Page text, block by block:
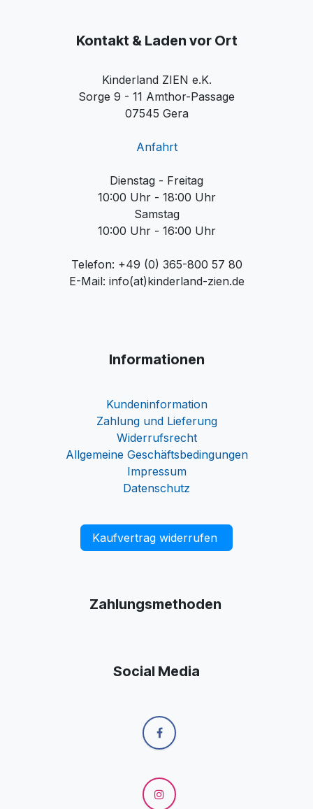
Kontakt & Laden vor Ort
Kinderland ZIEN e.K.
Sorge 9 - 11 Amthor-Passage
07545 Gera
Anfahrt
Dienstag - Freitag
10:00 Uhr - 18:00 Uhr
Samstag
10:00 Uhr - 16:00 Uhr
Telefon: +49 (0) 365-800 57 80
E-Mail: info(at)kinderland-zien.de
Informationen
Kundeninformation
Zahlung und Lieferung
Widerrufsrecht
Allgemeine Geschäftsbedingungen
Impressum
Datenschutz
Kaufvertrag widerrufen
Zahlungsmethoden
Social Media